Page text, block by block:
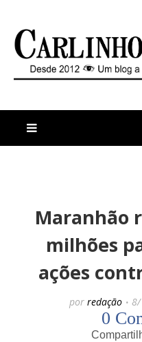
Maranhão
milhões
ações
por redação
0